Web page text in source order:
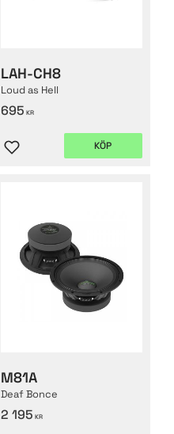
LAH-CH8
Loud as Hell
695 KR
Lägg till i favoriter
KÖP
M81A
Deaf Bonce
2 195 KR